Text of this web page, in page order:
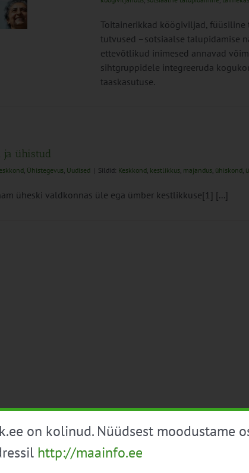
Toitainerikkad köögiviljad, füüsiline
tutvused –sotsiaalse talupidamise
ettevõtlikud inimesed annavad
sihtgruppidele integreeruda
taaskasutuse.
ja ühistud
, Ühistegevus, Uudised | Sildid: Keskkond, kestlikkus, majandus, ühiskond,
üheski valdkonnas üle ega ümber kestlikkuse[1] [...]
on kolinud. Nüüdsest moodustame
http://maainfo.ee